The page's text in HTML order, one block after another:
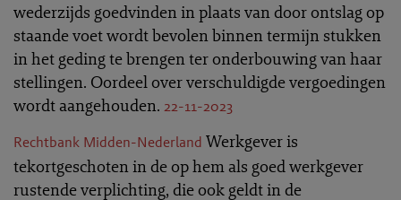
wederzijds goedvinden in plaats van door ontslag op
staande voet wordt bevolen binnen termijn stukken
in het geding te brengen ter onderbouwing van haar
stellingen. Oordeel over verschuldigde vergoedingen
wordt aangehouden. 22-11-2023
Rechtbank Midden-Nederland Werkgever is
tekortgeschoten in de op hem als goed werkgever
rustende verplichting, die ook geldt in de